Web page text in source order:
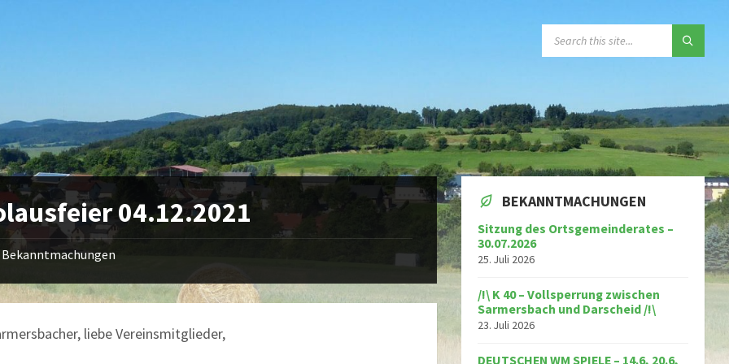
04.12.2021
Bekanntmachungen
liebe Vereinsmitglieder,
BEKANNTMACHUNGEN
Sitzung des Ortsgemeinderates –
30.07.2026
25. Juli 2026
/!\ K 40 – Vollsperrung zwischen
Sarmersbach und Darscheid /!\
23. Juli 2026
DEUTSCHEN WM SPIELE – 14.6, 20.6,